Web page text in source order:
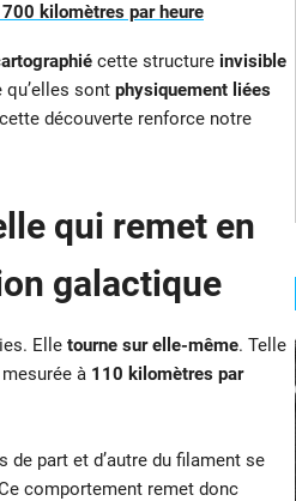
700 kilomètres par heure
cette structure invisible
qu’elles sont physiquement liées
découverte renforce notre
qui remet en
galactique
Elle tourne sur elle-même. Telle
à 110 kilomètres par
de part et d’autre du filament se
comportement remet donc